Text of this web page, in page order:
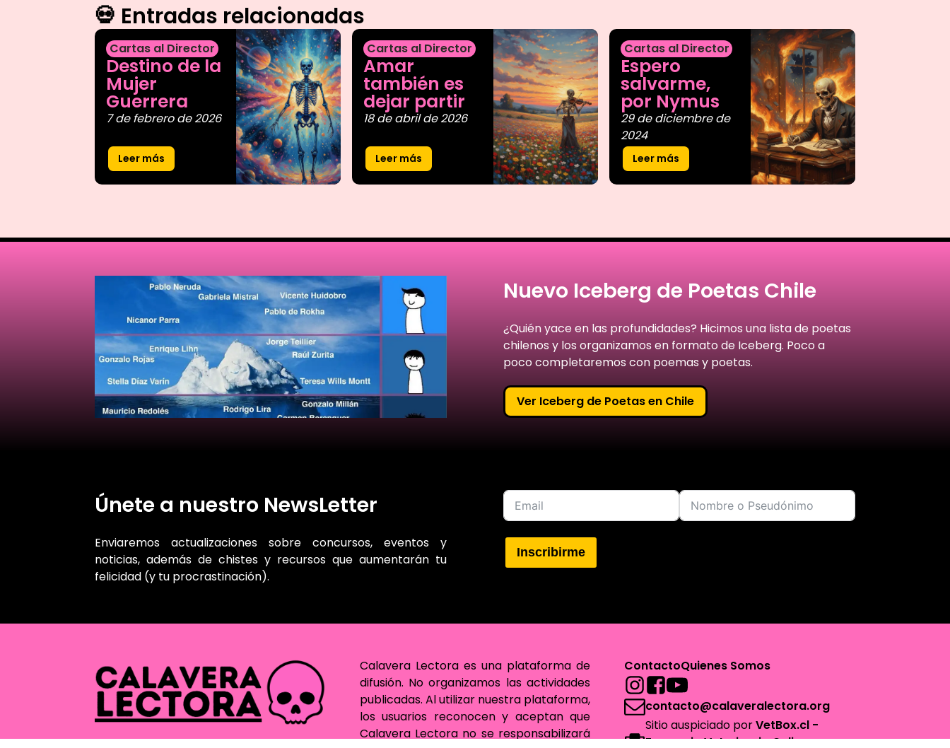
💀 Entradas relacionadas
Cartas al Director
Destino de la
Mujer
Guerrera
7 de febrero de 2026
Leer más
Cartas al Director
Amar
también es
dejar partir
18 de abril de 2026
Leer más
Cartas al Director
Espero
salvarme,
por Nymus
29 de diciembre de
2024
Leer más
Nuevo Iceberg de Poetas Chile
¿Quién yace en las profundidades? Hicimos una lista de poetas
chilenos y los organizamos en formato de Iceberg. Poco a
poco completaremos con poemas y poetas.
Ver Iceberg de Poetas en Chile
Únete a nuestro NewsLetter
Enviaremos actualizaciones sobre concursos, eventos y
noticias, además de chistes y recursos que aumentarán tu
felicidad (y tu procrastinación).
Inscribirme
Calavera Lectora es una plataforma de
difusión. No organizamos las actividades
publicadas. Al utilizar nuestra plataforma,
los usuarios reconocen y aceptan que
Calavera Lectora no se responsabilizará
ContactoQuienes Somos
contacto@calaveralectora.org
Sitio auspiciado porVetBox.cl -
Farmacia Veterinaria Online para